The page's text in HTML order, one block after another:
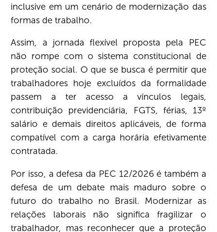
inclusive em um cenário de modernização das
formas de trabalho.
Assim, a jornada flexível proposta pela PEC
não rompe com o sistema constitucional de
proteção social. O que se busca é permitir que
trabalhadores hoje excluídos da formalidade
passem a ter acesso a vínculos legais,
contribuição previdenciária, FGTS, férias, 13º
salário e demais direitos aplicáveis, de forma
compatível com a carga horária efetivamente
contratada.
Por isso, a defesa da PEC 12/2026 é também a
defesa de um debate mais maduro sobre o
futuro do trabalho no Brasil. Modernizar as
relações laborais não significa fragilizar o
trabalhador, mas reconhecer que a proteção